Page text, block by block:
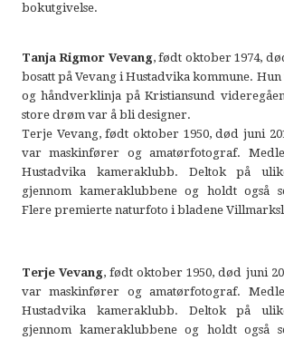
bokutgivelse.
Tanja Rigmor Vevang, født oktober 1974,
bosatt på Vevang i Hustadvika kommune.
og håndverklinja på Kristiansund
store drøm var å bli designer.
Terje Vevang, født oktober 1950, død juni
var maskinfører og amatørfotograf.
Hustadvika kameraklubb. Deltok på
gjennom kameraklubbene og holdt også
Flere premierte naturfoto i bladene
Terje Vevang, født oktober 1950, død juni
var maskinfører og amatørfotograf.
Hustadvika kameraklubb. Deltok på
gjennom kameraklubbene og holdt også